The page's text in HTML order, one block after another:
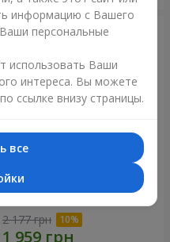
Букет "My Lady"
2 177 грн
информацию с Вашего
персональные
использовать Ваши
интереса. Вы можете
ссылке внизу страницы.
все